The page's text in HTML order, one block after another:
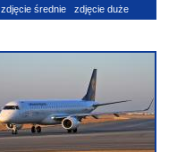
zdjęcie średnie zdjęcie duże